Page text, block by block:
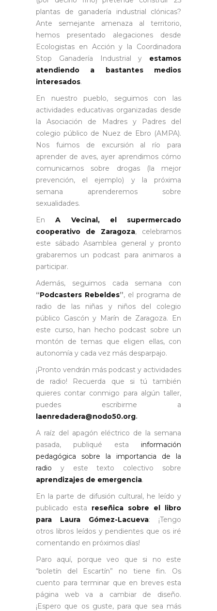
plantas de ganadería industrial clónicas?
Ante semejante amenaza al territorio,
hemos presentado alegaciones desde
Ecologistas en Acción y la Coordinadora
Stop Ganadería Industrial y estamos
atendiendo a bastantes medios
interesados.
En nuestro pueblo, seguimos con las
actividades educativas organizadas desde
la Asociación de Madres y Padres del
colegio público de Nuez de Ebro (AMPA).
Nos fuimos de excursión al río para
aprender de aves, ayer aprendimos cómo
comunicarnos sobre drogas (la mejor
prevención, el ejemplo) y la próxima
semana aprenderemos sobre
sexualidades.
En
A Vecinal, el supermercado
cooperativo de Zaragoza, celebramos
este sábado Asamblea general y pronto
grabaremos un podcast para animaros a
participar.
Además, seguimos cada semana con
“Podcasters Rebeldes”, el programa de
radio de las niñas y niños del colegio
público Gascón y Marín de Zaragoza. En
este curso, han hecho podcast sobre un
montón de temas que eligen ellas, con
autonomía y cada vez más desparpajo.
¡Pronto vendrán más podcast y actividades
de radio! Recuerda que si tú también
quieres contar conmigo para algún taller,
puedes escribirme a
laenredadera@nodo50.org.
A raíz del apagón eléctrico de la semana
pasada, publiqué esta información
pedagógica sobre la importancia de la
radio y este texto colectivo sobre
aprendizajes de emergencia.
En la parte de difusión cultural, he leído y
publicado esta reseñica sobre el libro
para Laura Gómez-Lacueva: ¡Tengo
otros libros leídos y pendientes que os iré
comentando en próximos días!
Paro aquí, porque veo que si no este
“boletín del Escartín” no tiene fin. Os
cuento para terminar que en breves esta
página web va a cambiar de diseño.
¡Espero que os guste, para que sea más